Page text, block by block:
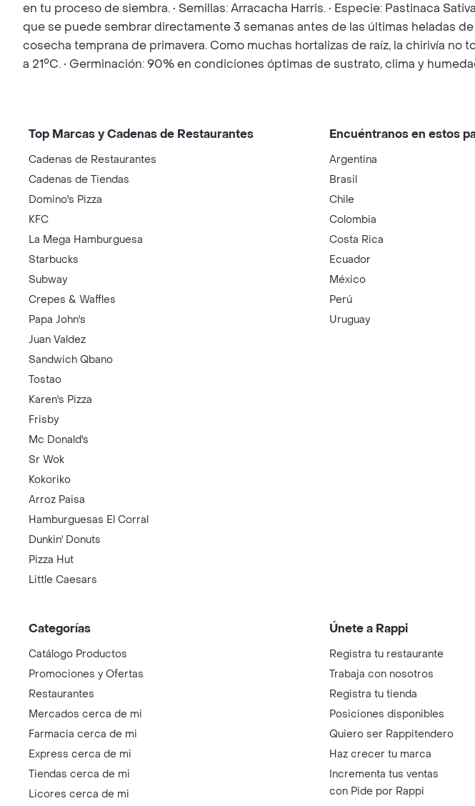
en tu proceso de siembra. • Semillas: Arracacha Harris. • Especie: Pastinaca
que se puede sembrar directamente 3 semanas antes de las últimas heladas
cosecha temprana de primavera. Como muchas hortalizas de raíz, la chirivía no
a 21°C. • Germinación: 90% en condiciones óptimas de sustrato, clima y
Top Marcas y Cadenas de Restaurantes
Cadenas de Restaurantes
Cadenas de Tiendas
Domino's Pizza
KFC
La Mega Hamburguesa
Starbucks
Subway
Crepes & Waffles
Papa John's
Juan Valdez
Sandwich Qbano
Tostao
Karen's Pizza
Frisby
Mc Donald's
Sr Wok
Kokoriko
Arroz Paisa
Hamburguesas El Corral
Dunkin' Donuts
Pizza Hut
Little Caesars
Encuéntranos en estos
Argentina
Brasil
Chile
Colombia
Costa Rica
Ecuador
México
Perú
Uruguay
Categorías
Catálogo Productos
Promociones y Ofertas
Restaurantes
Mercados cerca de mi
Farmacia cerca de mi
Express cerca de mi
Tiendas cerca de mi
Licores cerca de mi
Únete a Rappi
Registra tu restaurante
Trabaja con nosotros
Registra tu tienda
Posiciones disponibles
Quiero ser Rappitendero
Haz crecer tu marca
Incrementa tus ventas
con Pide por Rappi